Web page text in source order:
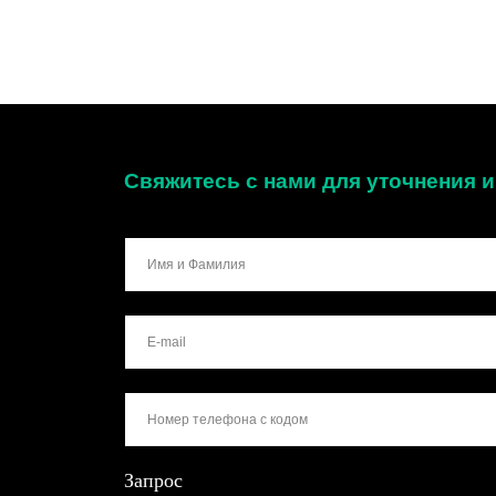
Запрос
Свяжитесь с нами для уточнения